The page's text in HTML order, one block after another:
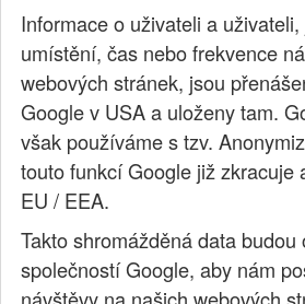
Informace o uživateli a
umístění, čas nebo frekvence
webových stránek, jsou
Google v USA a uloženy tam.
však používáme s tzv.
touto funkcí Google již zkracuje
EU / EEA.
Takto shromážděná data budou
společností Google, aby nám